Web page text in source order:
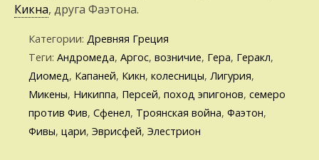
Кикна, друга Фаэтона.
Категории: Древняя Греция
Теги: Андромеда, Аргос, возничие, Гера, Геракл,
Диомед, Капаней, Кикн, колесницы, Лигурия,
Микены, Никиппа, Персей, поход эпигонов, семеро
против Фив, Сфенел, Троянская война, Фаэтон,
Фивы, цари, Эврисфей, Элестрион